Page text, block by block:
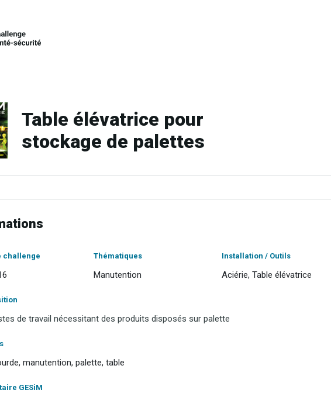
Table élévatrice pour
stockage de palettes
challenge Thématiques
Manutention
Installation / Outils
Aciérie, Table élévatrice
de travail nécessitant des produits disposés sur palette
manutention, palette, table
GESiM